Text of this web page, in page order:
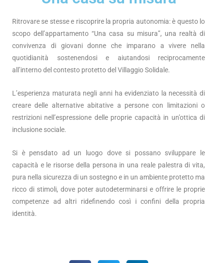
Ritrovare se stesse e riscoprire la propria autonomia: è questo lo
scopo dell’appartamento “Una casa su misura”, una realtà di
convivenza di giovani donne che imparano a vivere nella
quotidianità sostenendosi e aiutandosi reciprocamente
all’interno del contesto protetto del Villaggio Solidale.
L’esperienza maturata negli anni ha evidenziato la necessità di
creare delle alternative abitative a persone con limitazioni o
restrizioni nell’espressione delle proprie capacità in un’ottica di
inclusione sociale.
Si è pensdato ad un luogo dove si possano sviluppare le
capacità e le risorse della persona in una reale palestra di vita,
pura nella sicurezza di un sostegno e in un ambiente protetto ma
ricco di stimoli, dove poter autodeterminarsi e offrire le proprie
competenze ad altri ridefinendo così i confini della propria
identità.